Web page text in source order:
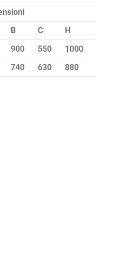
B C
H
900 550
1000
740 630 880